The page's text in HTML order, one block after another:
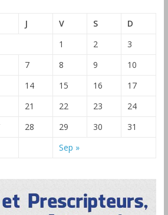
J V S D
Sep »
1 2
3
7 8 9
10
14 15 16
17
21 22 23
24
28 29 30 31